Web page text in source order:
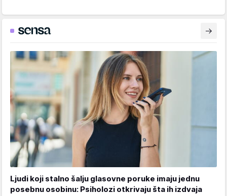
Ljudi koji stalno šalju glasovne poruke imaju jednu
posebnu osobinu: Psiholozi otkrivaju šta ih izdvaja